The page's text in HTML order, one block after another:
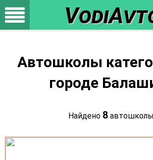
Автошколы
городе
Найдено 8автошколы